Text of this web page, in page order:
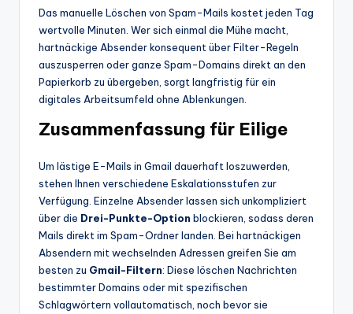
Das manuelle Löschen von Spam-Mails kostet jeden Tag
wertvolle Minuten. Wer sich einmal die Mühe macht,
hartnäckige Absender konsequent über Filter-Regeln
auszusperren oder ganze Spam-Domains direkt an den
Papierkorb zu übergeben, sorgt langfristig für ein
digitales Arbeitsumfeld ohne Ablenkungen.
Zusammenfassung für Eilige
Um lästige E-Mails in Gmail dauerhaft loszuwerden,
stehen Ihnen verschiedene Eskalationsstufen zur
Verfügung. Einzelne Absender lassen sich unkompliziert
über die Drei-Punkte-Option blockieren, sodass deren
Mails direkt im Spam-Ordner landen. Bei hartnäckigen
Absendern mit wechselnden Adressen greifen Sie am
besten zu Gmail-Filtern: Diese löschen Nachrichten
bestimmter Domains oder mit spezifischen
Schlagwörtern vollautomatisch, noch bevor sie